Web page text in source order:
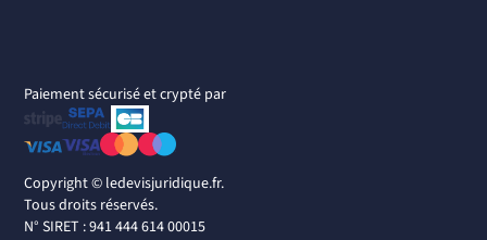
Paiement sécurisé et crypté par
Copyright © ledevisjuridique.fr.
Tous droits réservés.
N° SIRET : 941 444 614 00015